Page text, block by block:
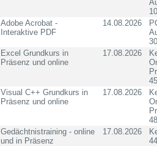
Adobe Acrobat -
Interaktive PDF
14.08.2026
Excel Grundkurs in
Präsenz und online
17.08.2026
Visual C++ Grundkurs in
Präsenz und online
17.08.2026
Gedächtnistraining - online
und in Präsenz
17.08.2026